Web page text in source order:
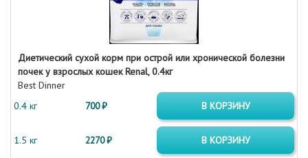
Диетический сухой корм при острой или хронической болезни
почек у взрослых кошек Renal, 0.4кг
Best Dinner
0.4 кг
700 ₽ В КОРЗИНУ
1.5 кг 2270 ₽ В КОРЗИНУ